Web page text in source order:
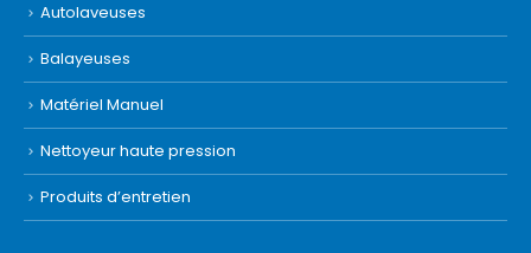
Autolaveuses
Balayeuses
Matériel Manuel
Nettoyeur haute pression
Produits d’entretien